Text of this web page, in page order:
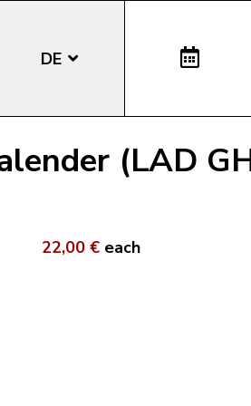
DE
IT
(LAD
22,00 € each